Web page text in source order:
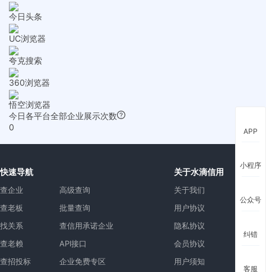
今日头条
UC浏览器
夸克搜索
360浏览器
悟空浏览器
今日各平台全部企业展示次数
0
快速导航
查企业
查老板
找关系
查老赖
查招投标
高级查询
批量查询
查信用承诺企业
API接口
企业免费专区
关于水滴信用
关于我们
用户协议
隐私协议
会员协议
用户须知
APP
小程序
公众号
纠错
客服